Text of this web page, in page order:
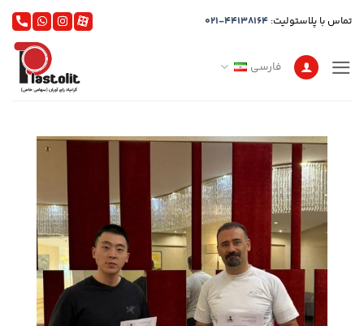
تماس با پلاستولیت: 021-44138164
فارسی